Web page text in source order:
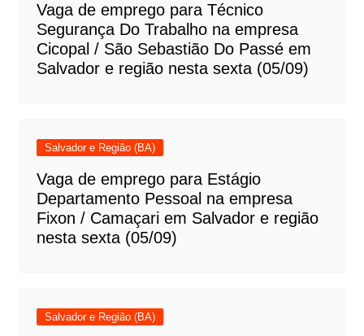
Vaga de emprego para Técnico
Segurança Do Trabalho na empresa
Cicopal / São Sebastião Do Passé em
Salvador e região nesta sexta (05/09)
Salvador e Região (BA)
Vaga de emprego para Estágio
Departamento Pessoal na empresa
Fixon / Camaçari em Salvador e região
nesta sexta (05/09)
Salvador e Região (BA)